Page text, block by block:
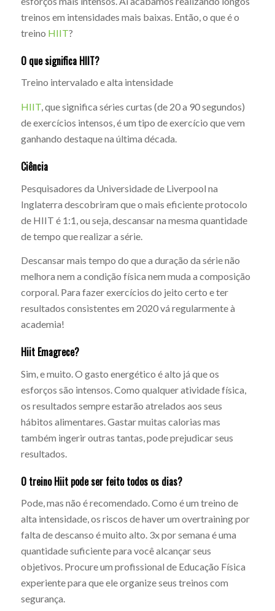
treinos em intensidades mais baixas. Então, o que é o
treino HIIT?
O que significa HIIT?
Treino intervalado e alta intensidade
HIIT, que significa séries curtas (de 20 a 90 segundos)
de exercícios intensos, é um tipo de exercício que vem
ganhando destaque na última década.
Ciência
Pesquisadores da Universidade de Liverpool na
Inglaterra descobriram que o mais eficiente protocolo
de HIIT é 1:1, ou seja, descansar na mesma quantidade
de tempo que realizar a série.
Descansar mais tempo do que a duração da série não
melhora nem a condição física nem muda a composição
corporal. Para fazer exercícios do jeito certo e ter
resultados consistentes em 2020 vá regularmente à
academia!
Hiit Emagrece?
Sim, e muito. O gasto energético é alto já que os
esforços são intensos. Como qualquer atividade física,
os resultados sempre estarão atrelados aos seus
hábitos alimentares. Gastar muitas calorias mas
também ingerir outras tantas, pode prejudicar seus
resultados.
O treino Hiit pode ser feito todos os dias?
Pode, mas não é recomendado. Como é um treino de
alta intensidade, os riscos de haver um overtraining por
falta de descanso é muito alto. 3x por semana é uma
quantidade suficiente para você alcançar seus
objetivos. Procure um profissional de Educação Física
experiente para que ele organize seus treinos com
segurança.